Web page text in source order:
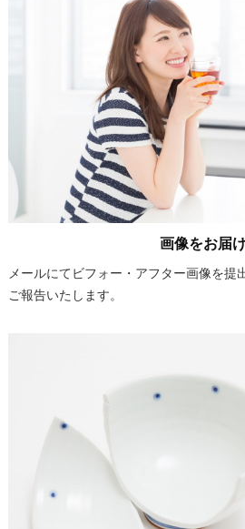
画像をお届
メールにてビフォー・アフター画像を提
ご報告いたします。